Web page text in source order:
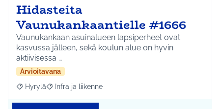
Hidasteita
Vaunukankaantielle #1666
Vaunukankaan asuinalueen lapsiperheet ovat
kasvussa jälleen, sekä koulun alue on hyvin
aktiivisessa …
Arvioitavana
Rajaa tulokset aihepiirin mukaan: Hyrylä
Hyrylä Rajaa tulokset teeman mukaan: Infra ja liikenne
Infra ja liikenne